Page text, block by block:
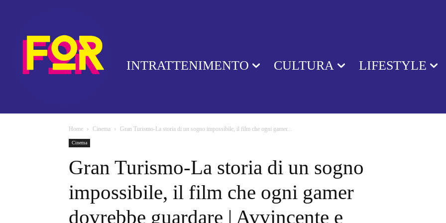
INTRATTENIMENTO CULTURA LIFESTYLE
Home Cinema Gran Turismo-La storia di un sogno impossibile, il film che ogni gamer...
Cinema
Gran Turismo-La storia di un sogno
impossibile, il film che ogni gamer
dovrebbe guardare | Avvincente e